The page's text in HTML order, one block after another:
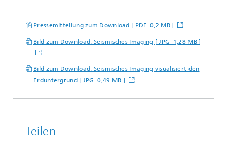
Pressemitteilung zum Download [ PDF 0,2 MB ]
Bild zum Download: Seismisches Imaging [ JPG 1,28 MB ]
Bild zum Download: Seismisches Imaging visualisiert den
Erduntergrund [ JPG 0,49 MB ]
Teilen